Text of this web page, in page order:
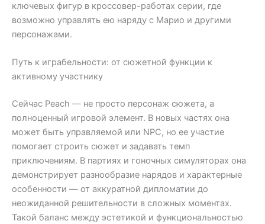
ключевых фигур в кроссовер-работах серии, где
возможно управлять ею наряду с Марио и другими
персонажами.
Путь к играбельности: от сюжетной функции к
активному участнику
Сейчас Peach — не просто персонаж сюжета, а
полноценный игровой элемент. В новых частях она
может быть управляемой или NPC, но ее участие
помогает строить сюжет и задавать темп
приключениям. В партиях и гоночных симуляторах она
демонстрирует разнообразие нарядов и характерные
особенности — от аккуратной дипломатии до
неожиданной решительности в сложных моментах.
Такой баланс между эстетикой и функциональностью